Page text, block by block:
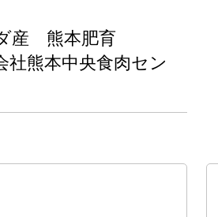
産 熊本肥育
社熊本中央食肉セン